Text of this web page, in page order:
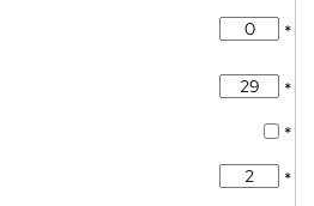
*
*
*
*